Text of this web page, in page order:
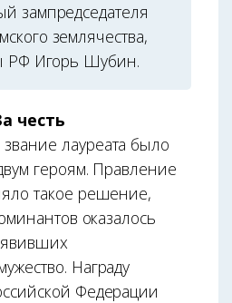
зампредседателя
землячества,
РФ Игорь Шубин.
честь
звание лауреата было
героям. Правление
такое решение,
оказалось
Награду
Федерации